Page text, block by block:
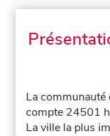
La
compte 24501
La ville la plus